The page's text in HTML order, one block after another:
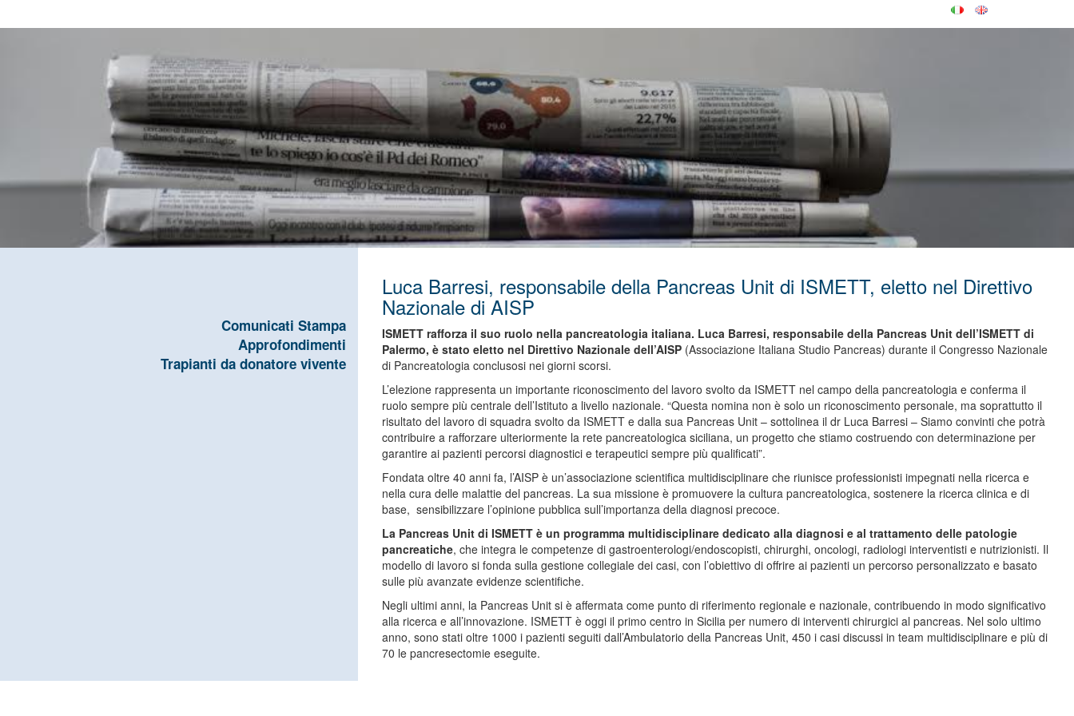
Comunicati Stampa
Approfondimenti
Trapianti da donatore vivente
Luca Barresi, responsabile della Pancreas Unit di ISMETT, eletto nel Direttivo
Nazionale di AISP
ISMETT rafforza il suo ruolo nella pancreatologia italiana. Luca Barresi, responsabile della Pancreas Unit dell’ISMETT di
Palermo, è stato eletto nel Direttivo Nazionale dell’AISP (Associazione Italiana Studio Pancreas) durante il Congresso Nazionale
di Pancreatologia conclusosi nei giorni scorsi.
L’elezione rappresenta un importante riconoscimento del lavoro svolto da ISMETT nel campo della pancreatologia e conferma il
ruolo sempre più centrale dell’Istituto a livello nazionale. “Questa nomina non è solo un riconoscimento personale, ma soprattutto il
risultato del lavoro di squadra svolto da ISMETT e dalla sua Pancreas Unit – sottolinea il dr Luca Barresi – Siamo convinti che potrà
contribuire a rafforzare ulteriormente la rete pancreatologica siciliana, un progetto che stiamo costruendo con determinazione per
garantire ai pazienti percorsi diagnostici e terapeutici sempre più qualificati”.
Fondata oltre 40 anni fa, l’AISP è un’associazione scientifica multidisciplinare che riunisce professionisti impegnati nella ricerca e
nella cura delle malattie del pancreas. La sua missione è promuovere la cultura pancreatologica, sostenere la ricerca clinica e di
base, sensibilizzare l’opinione pubblica sull’importanza della diagnosi precoce.
La Pancreas Unit di ISMETT è un programma multidisciplinare dedicato alla diagnosi e al trattamento delle patologie
pancreatiche, che integra le competenze di gastroenterologi/endoscopisti, chirurghi, oncologi, radiologi interventisti e nutrizionisti. Il
modello di lavoro si fonda sulla gestione collegiale dei casi, con l’obiettivo di offrire ai pazienti un percorso personalizzato e basato
sulle più avanzate evidenze scientifiche.
Negli ultimi anni, la Pancreas Unit si è affermata come punto di riferimento regionale e nazionale, contribuendo in modo significativo
alla ricerca e all’innovazione. ISMETT è oggi il primo centro in Sicilia per numero di interventi chirurgici al pancreas. Nel solo ultimo
anno, sono stati oltre 1000 i pazienti seguiti dall’Ambulatorio della Pancreas Unit, 450 i casi discussi in team multidisciplinare e più di
70 le pancresectomie eseguite.